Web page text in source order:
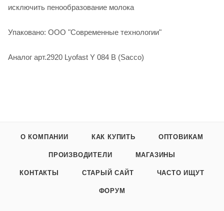
исключить пенообразование молока
Упаковано: ООО "Современные технологии"
Аналог арт.2920 Lyofast Y 084 B (Sacco)
О КОМПАНИИ КАК КУПИТЬ ОПТОВИКАМ
ПРОИЗВОДИТЕЛИ МАГАЗИНЫ
КОНТАКТЫ СТАРЫЙ САЙТ ЧАСТО ИЩУТ
ФОРУМ